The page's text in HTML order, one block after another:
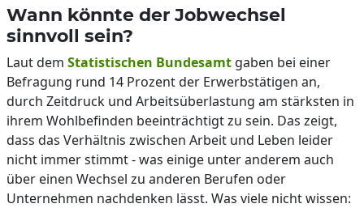
Wann könnte der Jobwechsel
sinnvoll sein?
Laut dem Statistischen Bundesamt gaben bei einer
Befragung rund 14 Prozent der Erwerbstätigen an,
durch Zeit­druck und Arbeits­über­lastung am stärksten in
ihrem Wohl­be­finden be­ein­trächtigt zu sein. Das zeigt,
dass das Verhältnis zwischen Arbeit und Leben leider
nicht immer stimmt - was einige unter anderem auch
über einen Wechsel zu anderen Berufen oder
Unternehmen nachdenken lässt. Was viele nicht wissen: